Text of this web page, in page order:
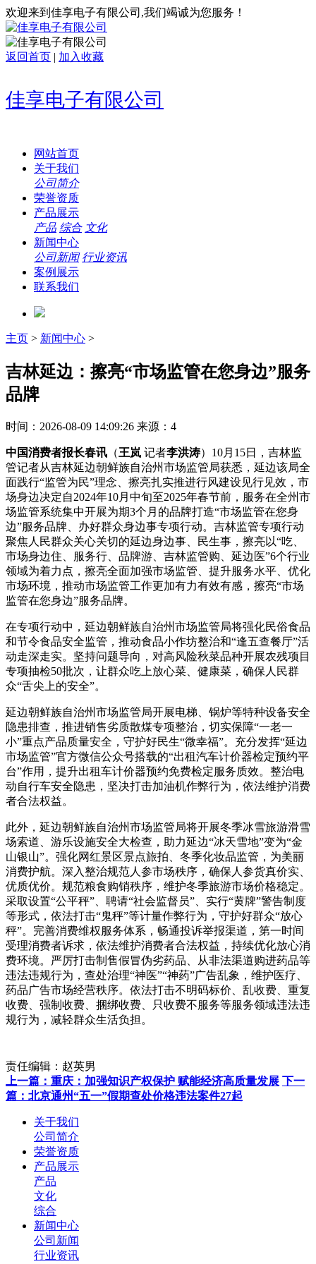
欢迎来到佳享电子有限公司,我们竭诚为您服务！
返回首页 | 加入收藏
佳享电子有限公司
网站首页
关于我们
公司简介
荣誉资质
产品展示
产品 综合 文化
新闻中心
公司新闻 行业资讯
案例展示
联系我们
主页 > 新闻中心 >
吉林延边：擦亮“市场监管在您身边”服务
品牌
时间：2026-08-09 14:09:26 来源：4
中国消费者报长春讯 （王岚 记者李洪涛）10月15日，吉林监
管记者从吉林延边朝鲜族自治州市场监管局获悉，延边该局全
面践行“监管为民”理念、擦亮扎实推进行风建设见行见效，市
场身边决定自2024年10月中旬至2025年春节前，服务在全州市
场监管系统集中开展为期3个月的品牌打造“市场监管在您身
边”服务品牌、办好群众身边事专项行动。吉林监管专项行动
聚焦人民群众关心关切的延边身边事、民生事，擦亮以“吃、
市场身边住、服务行、品牌游、吉林监管购、延边医”6个行业
领域为着力点，擦亮全面加强市场监管、提升服务水平、优化
市场环境，推动市场监管工作更加有力有效有感，擦亮“市场
监管在您身边”服务品牌。
在专项行动中，延边朝鲜族自治州市场监管局将强化民俗食品
和节令食品安全监管，推动食品小作坊整治和“逢五查餐厅”活
动走深走实。坚持问题导向，对高风险秋菜品种开展农残项目
专项抽检50批次，让群众吃上放心菜、健康菜，确保人民群
众“舌尖上的安全”。
延边朝鲜族自治州市场监管局开展电梯、锅炉等特种设备安全
隐患排查，推进销售劣质散煤专项整治，切实保障“一老一
小”重点产品质量安全，守护好民生“微幸福”。充分发挥“延边
市场监管”官方微信公众号搭载的“出租汽车计价器检定预约平
台”作用，提升出租车计价器预约免费检定服务质效。整治电
动自行车安全隐患，坚决打击加油机作弊行为，依法维护消费
者合法权益。
此外，延边朝鲜族自治州市场监管局将开展冬季冰雪旅游滑雪
场索道、游乐设施安全大检查，助力延边“冰天雪地”变为“金
山银山”。强化网红景区景点旅拍、冬季化妆品监管，为美丽
消费护航。深入整治规范人参市场秩序，确保人参货真价实、
优质优价。规范粮食购销秩序，维护冬季旅游市场价格稳定。
采取设置“公平秤”、聘请“社会监督员”、实行“黄牌”警告制度
等形式，依法打击“鬼秤”等计量作弊行为，守护好群众“放心
秤”。完善消费维权服务体系，畅通投诉举报渠道，第一时间
受理消费者诉求，依法维护消费者合法权益，持续优化放心消
费环境。严厉打击制售假冒伪劣药品、从非法渠道购进药品等
违法违规行为，查处治理“神医”“神药”广告乱象，维护医疗、
药品广告市场经营秩序。依法打击不明码标价、乱收费、重复
收费、强制收费、捆绑收费、只收费不服务等服务领域违法违
规行为，减轻群众生活负担。
责任编辑：赵英男
上一篇：重庆：加强知识产权保护 赋能经济高质量发展 下一
篇：北京通州“五一”假期查处价格违法案件27起
关于我们
公司简介
荣誉资质
产品展示
产品
文化
综合
新闻中心
公司新闻
行业资讯